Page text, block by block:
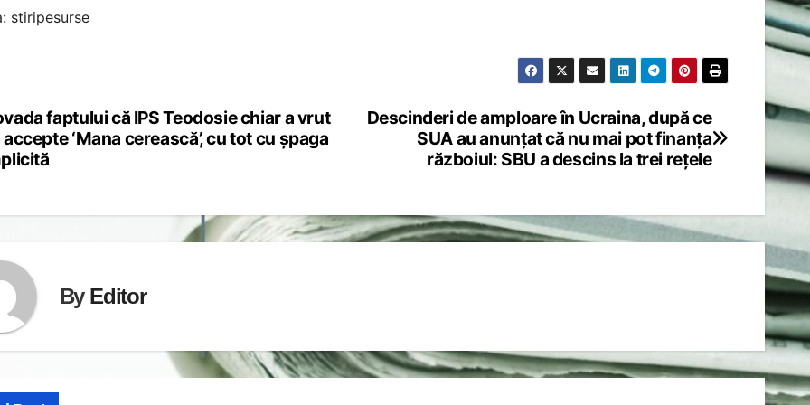
stiripesurse
Descinderi de amploare în Ucraina, după ce
SUA au anunțat că nu mai pot finanța
războiul: SBU a descins la trei rețele
faptului că IPS Teodosie chiar a vrut
‘Mana cerească’, cu tot cu șpaga
By Editor